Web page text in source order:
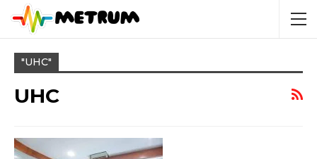
"UHC"
UHC